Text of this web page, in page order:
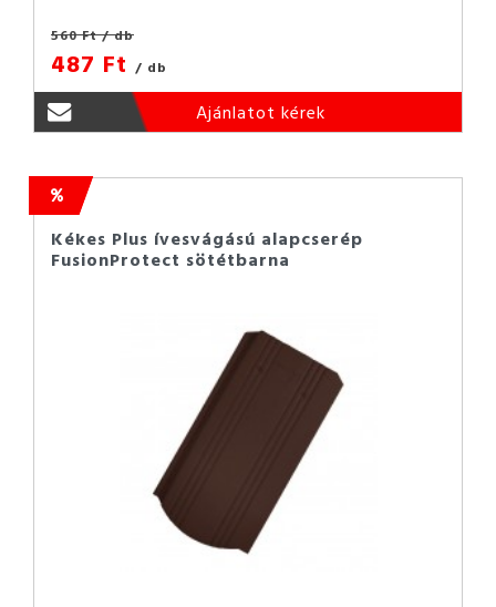
560 Ft/ db
487 Ft / db
Ajánlatot kérek
Kékes Plus ívesvágású alapcserép
FusionProtect sötétbarna